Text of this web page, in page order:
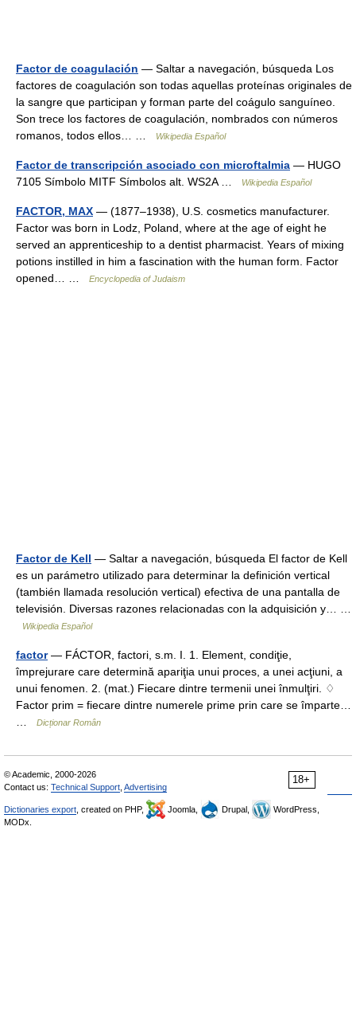
Factor de coagulación — Saltar a navegación, búsqueda Los
factores de coagulación son todas aquellas proteínas originales de
la sangre que participan y forman parte del coágulo sanguíneo.
Son trece los factores de coagulación, nombrados con números
romanos, todos ellos… …
Wikipedia Español
Factor de transcripción asociado con microftalmia — HUGO
7105 Símbolo MITF Símbolos alt. WS2A …
Wikipedia Español
FACTOR, MAX — (1877–1938), U.S. cosmetics manufacturer.
Factor was born in Lodz, Poland, where at the age of eight he
served an apprenticeship to a dentist pharmacist. Years of mixing
potions instilled in him a fascination with the human form. Factor
opened… …
Encyclopedia of Judaism
Factor de Kell — Saltar a navegación, búsqueda El factor de Kell
es un parámetro utilizado para determinar la definición vertical
(también llamada resolución vertical) efectiva de una pantalla de
televisión. Diversas razones relacionadas con la adquisición y… …
Wikipedia Español
factor— FÁCTOR, factori, s.m. I. 1. Element, condiţie,
împrejurare care determină apariţia unui proces, a unei acţiuni, a
unui fenomen. 2. (mat.) Fiecare dintre termenii unei înmulţiri. ♢
Factor prim = fiecare dintre numerele prime prin care se împarte…
Dicționar Român
18+
© Academic, 2000-2026
Contact us: Technical Support Advertising
Dictionaries export , created on PHP, Joomla, Drupal,
WordPress,
MODx.